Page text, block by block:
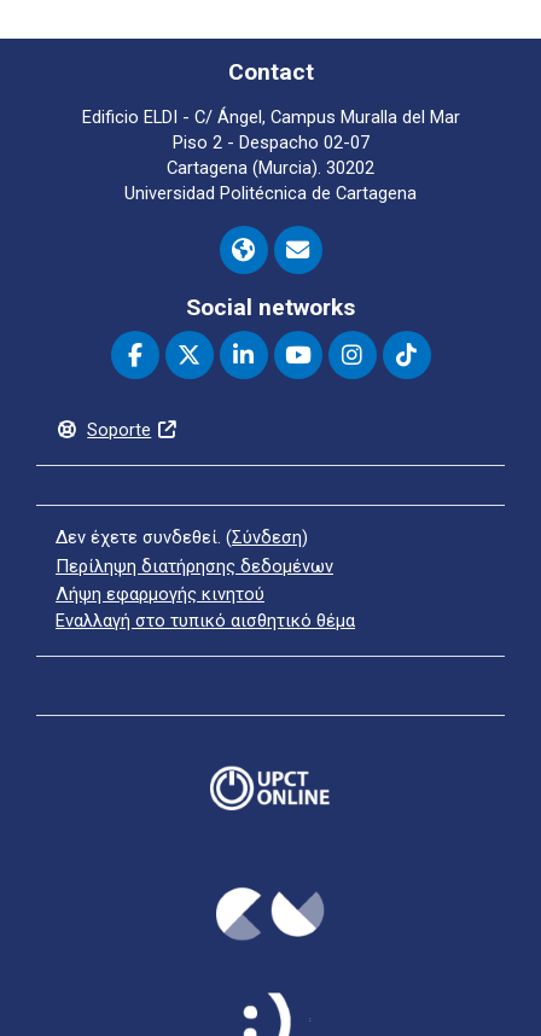
Contact
Edificio ELDI - C/ Ángel, Campus Muralla del Mar
Piso 2 - Despacho 02-07
Cartagena (Murcia). 30202
Universidad Politécnica de Cartagena
Social networks
Soporte
Δεν έχετε συνδεθεί. (Σύνδεση)
Περίληψη διατήρησης δεδομένων
Λήψη εφαρμογής κινητού
Εναλλαγή στο τυπικό αισθητικό θέμα